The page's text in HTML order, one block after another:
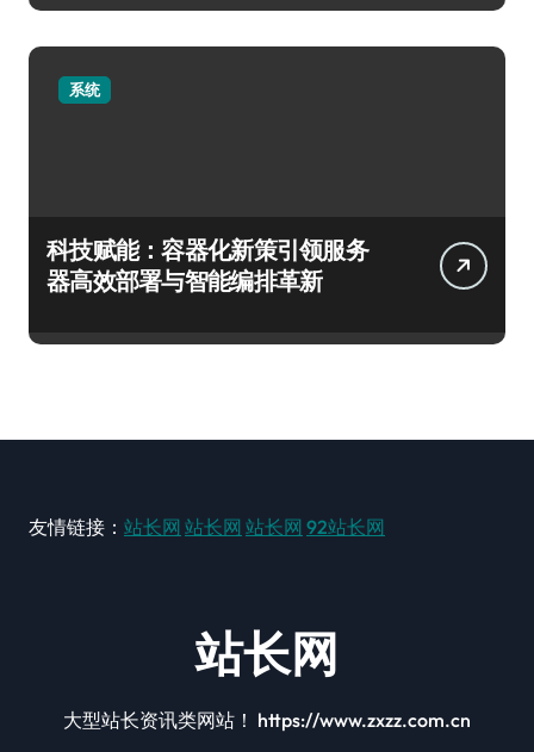
系统
科技赋能：容器化新策引领服务
器高效部署与智能编排革新
友情链接： 站长网 站长网 站长网 92站长网
站长网
大型站长资讯类网站！ https://www.zxzz.com.cn